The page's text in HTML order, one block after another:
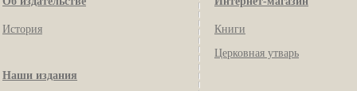
История
Наши издания
Книги
Церковная утварь